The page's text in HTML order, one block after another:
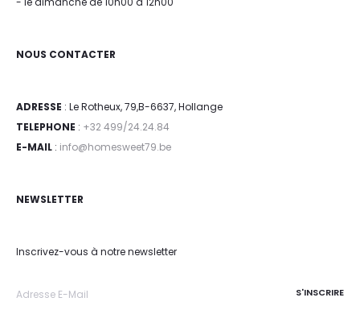
NOUS CONTACTER
ADRESSE : Le Rotheux, 79,B-6637, Hollange
TELEPHONE : +32 499/24.24.84
E-MAIL : info@homesweet79.be
NEWSLETTER
Inscrivez-vous à notre newsletter